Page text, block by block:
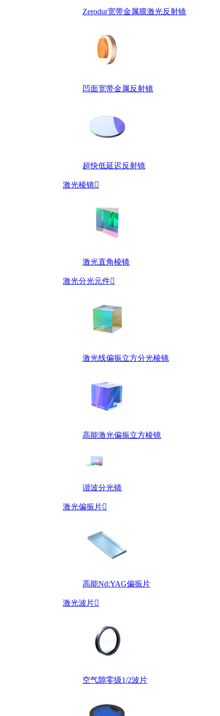
Zerodur宽带金属膜激光反射镜
凹面宽带金属反射镜
超快低延迟反射镜
激光棱镜
激光直角棱镜
激光分光元件
激光线偏振立方分光棱镜
高能激光偏振立方棱镜
谐波分光镜
激光偏振片
高能Nd:YAG偏振片
激光波片
空气隙零级1/2波片